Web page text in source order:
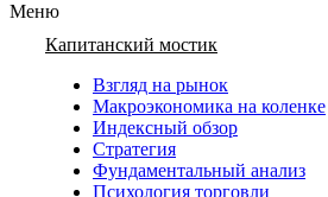
Меню
Капитанский мостик
Взгляд на рынок
Макроэкономика на коленке
Индексный обзор
Стратегия
Фундаментальный анализ
Психология торговли